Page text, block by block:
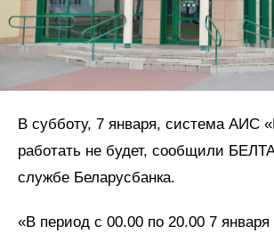
В субботу, 7 января, система АИС
работать не будет, сообщили
службе Беларусбанка.
«В период с 00.00 по 20.00 7 января